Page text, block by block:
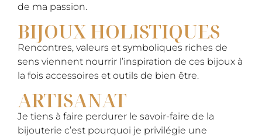
de ma passion.
BIJOUX HOLISTIQUES
Rencontres, valeurs et symboliques riches de
sens viennent nourrir l’inspiration de ces bijoux à
la fois accessoires et outils de bien être.
ARTISANAT
Je tiens à faire perdurer le savoir-faire de la
bijouterie c’est pourquoi je privilégie une